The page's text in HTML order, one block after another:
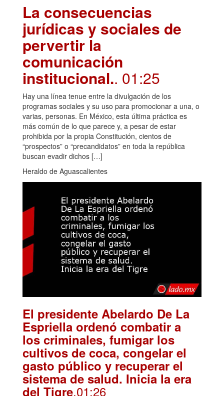
La consecuencias
jurídicas y sociales de
pervertir la
comunicación
institucional.. 01:25
Hay una línea tenue entre la divulgación de los
programas sociales y su uso para promocionar a una, o
varias, personas. En México, esta última práctica es
más común de lo que parece y, a pesar de estar
prohibida por la propia Constitución, cientos de
“prospectos” o “precandidatos” en toda la república
buscan evadir dichos […]
Heraldo de Aguascalientes
El presidente Abelardo De La
Espriella ordenó combatir a
los criminales, fumigar los
cultivos de coca, congelar el
gasto público y recuperar el
sistema de salud. Inicia la era
del Tigre.01:26